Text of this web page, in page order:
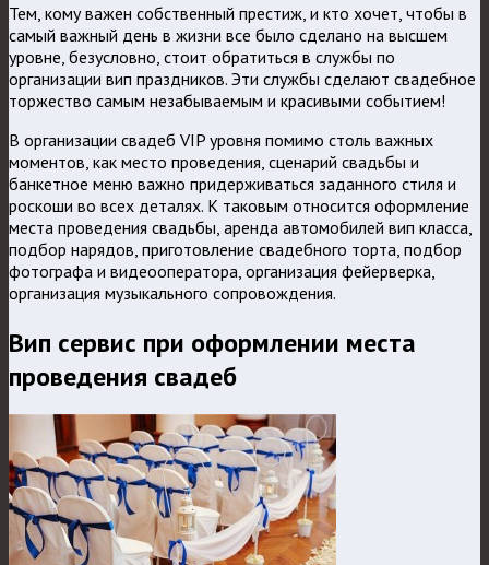
Тем, кому важен собственный престиж, и кто хочет, чтобы в
самый важный день в жизни все было сделано на высшем
уровне, безусловно, стоит обратиться в службы по
организации вип праздников. Эти службы сделают свадебное
торжество самым незабываемым и красивыми событием!
В организации свадеб VIP уровня помимо столь важных
моментов, как место проведения, сценарий свадьбы и
банкетное меню важно придерживаться заданного стиля и
роскоши во всех деталях. К таковым относится оформление
места проведения свадьбы, аренда автомобилей вип класса,
подбор нарядов, приготовление свадебного торта, подбор
фотографа и видеооператора, организация фейерверка,
организация музыкального сопровождения.
Вип сервис при оформлении места
проведения свадеб